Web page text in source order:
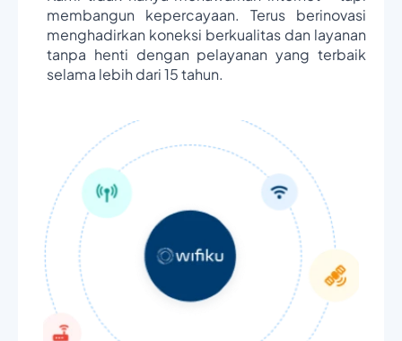
membangun kepercayaan. Terus berinovasi
menghadirkan koneksi berkualitas dan layanan
tanpa henti dengan pelayanan yang terbaik
selama lebih dari 15 tahun.